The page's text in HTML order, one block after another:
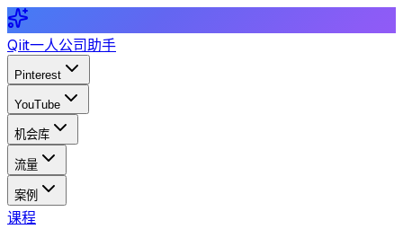
Qiit一人公司助手
Pinterest
YouTube
机会库
流量
案例
课程